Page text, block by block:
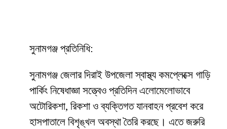
সুনামগঞ্জ প্রতিনিধি:
সুনামগঞ্জ জেলার দিরাই উপজেলা স্বাস্থ্য কমপ্লেক্সে গাড়ি
পার্কিং নিষেধাজ্ঞা সত্ত্বেও প্রতিদিন এলোমেলোভাবে
অটোরিকশা, রিকশা ও ব্যক্তিগত যানবাহন প্রবেশ করে
হাসপাতালে বিশৃঙ্খল অবস্থা তৈরি করছে। এতে জরুরি